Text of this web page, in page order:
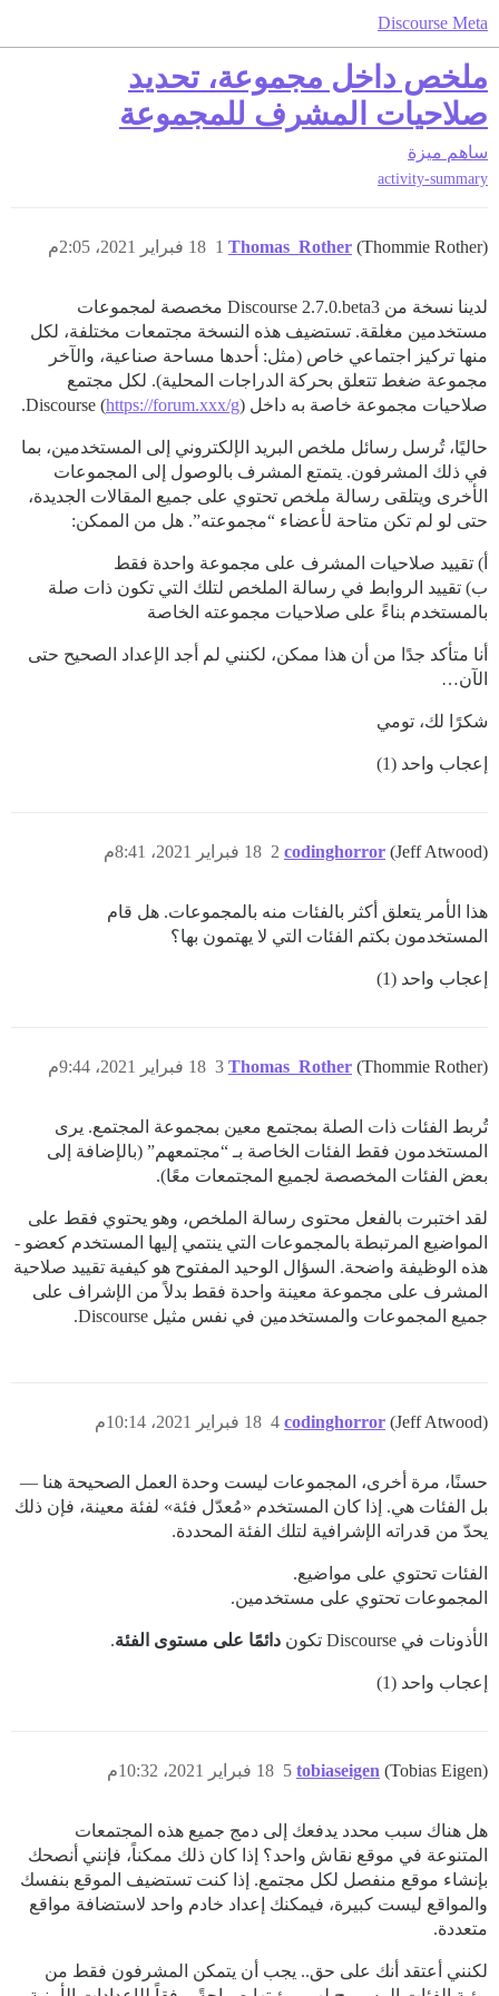
Discourse Meta
ملخص داخل مجموعة، تحديد
صلاحيات المشرف للمجموعة
ساهم ميزة
activity-summary
Thomas_Rother (Thommie Rother) 18 فبراير 2021، 2:05م 1
لدينا نسخة من Discourse 2.7.0.beta3 مخصصة لمجموعات
مستخدمين مغلقة. تستضيف هذه النسخة مجتمعات مختلفة، لكل
منها تركيز اجتماعي خاص (مثل: أحدها مساحة صناعية، والآخر
مجموعة ضغط تتعلق بحركة الدراجات المحلية). لكل مجتمع
صلاحيات مجموعة خاصة به داخل Discourse (
https://forum.xxx/g).
حاليًا، تُرسل رسائل ملخص البريد الإلكتروني إلى المستخدمين، بما
في ذلك المشرفون. يتمتع المشرف بالوصول إلى المجموعات
الأخرى ويتلقى رسالة ملخص تحتوي على جميع المقالات الجديدة،
حتى لو لم تكن متاحة لأعضاء “مجموعته”. هل من الممكن:
أ) تقييد صلاحيات المشرف على مجموعة واحدة فقط
ب) تقييد الروابط في رسالة الملخص لتلك التي تكون ذات صلة
بالمستخدم بناءً على صلاحيات مجموعته الخاصة
أنا متأكد جدًا من أن هذا ممكن، لكنني لم أجد الإعداد الصحيح حتى
الآن…
شكرًا لك، تومي
إعجاب واحد (1)
codinghorror (Jeff Atwood) 18 فبراير 2021، 8:41م 2
هذا الأمر يتعلق أكثر بالفئات منه بالمجموعات. هل قام
المستخدمون بكتم الفئات التي لا يهتمون بها؟
إعجاب واحد (1)
Thomas_Rother (Thommie Rother) 18 فبراير 2021، 9:44م 3
تُربط الفئات ذات الصلة بمجتمع معين بمجموعة المجتمع. يرى
المستخدمون فقط الفئات الخاصة بـ “مجتمعهم” (بالإضافة إلى
بعض الفئات المخصصة لجميع المجتمعات معًا).
لقد اختبرت بالفعل محتوى رسالة الملخص، وهو يحتوي فقط على
المواضيع المرتبطة بالمجموعات التي ينتمي إليها المستخدم كعضو -
هذه الوظيفة واضحة. السؤال الوحيد المفتوح هو كيفية تقييد صلاحية
المشرف على مجموعة معينة واحدة فقط بدلاً من الإشراف على
جميع المجموعات والمستخدمين في نفس مثيل Discourse.
codinghorror (Jeff Atwood) 18 فبراير 2021، 10:14م 4
حسنًا، مرة أخرى، المجموعات ليست وحدة العمل الصحيحة هنا —
بل الفئات هي. إذا كان المستخدم «مُعدّل فئة» لفئة معينة، فإن ذلك
يحدّ من قدراته الإشرافية لتلك الفئة المحددة.
الفئات تحتوي على مواضيع.
المجموعات تحتوي على مستخدمين.
الأذونات في Discourse تكون دائمًا على مستوى الفئة.
إعجاب واحد (1)
tobiaseigen (Tobias Eigen) 18 فبراير 2021، 10:32م 5
هل هناك سبب محدد يدفعك إلى دمج جميع هذه المجتمعات
المتنوعة في موقع نقاش واحد؟ إذا كان ذلك ممكناً، فإنني أنصحك
بإنشاء موقع منفصل لكل مجتمع. إذا كنت تستضيف الموقع بنفسك
والمواقع ليست كبيرة، فيمكنك إعداد خادم واحد لاستضافة مواقع
متعددة.
لكنني أعتقد أنك على حق.. يجب أن يتمكن المشرفون فقط من